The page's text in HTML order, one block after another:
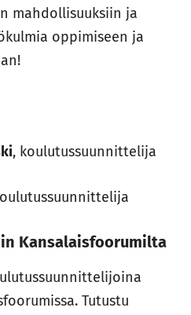
mahdollisuuksiin ja
oppimiseen ja
, koulutussuunnittelija
Kansalaisfoorumilta
Tutustu